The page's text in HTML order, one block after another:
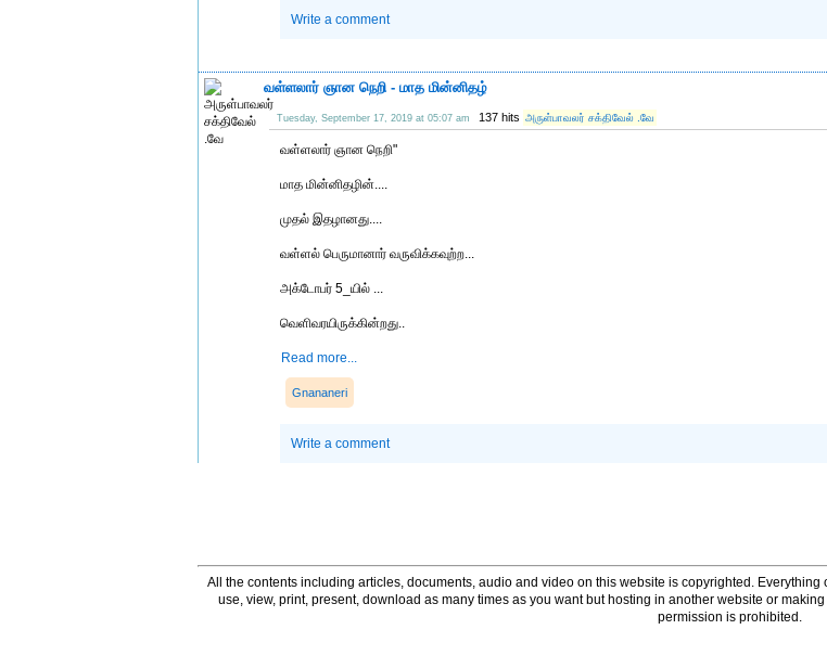
Write a comment
வள்ளலார் ஞான நெறி - மாத மின்னிதழ்
Tuesday, September 17, 2019 at 05:07 am 137 hits அருள்பாவலர் சக்திவேல் .வே
வள்ளலார் ஞான நெறி"
மாத மின்னிதழின்....
முதல் இதழானது....
வள்ளல் பெருமானார் வருவிக்கவுற்ற...
அக்டோபர் 5_யில் ...
வெளிவரயிருக்கின்றது..
Read more...
Gnananeri
Write a comment
All the contents including articles, documents, audio and video on this website is copyrighted.
use, view, print, present, download as many times as you want but hosting in another website or
permission is prohibited.